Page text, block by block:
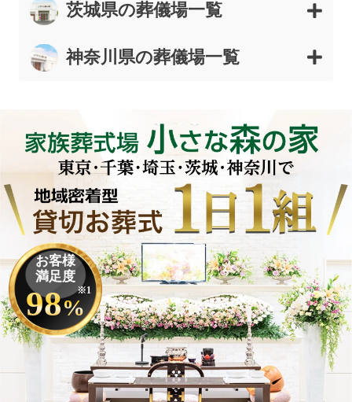
茨城県の葬儀場一覧
神奈川県の葬儀場一覧
お客様
満足度
98%
※1